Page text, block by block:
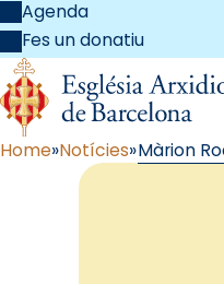
Agenda
Fes un donatiu
Home Notícies Màrion